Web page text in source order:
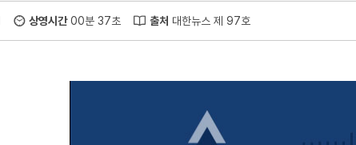
상영시간00분 37초 출처 대한뉴스 제 97호